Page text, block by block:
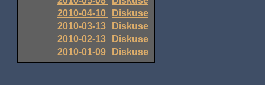
2010-04-10
Diskuse
2010-03-13
Diskuse
2010-02-13
Diskuse
2010-01-09
Diskuse